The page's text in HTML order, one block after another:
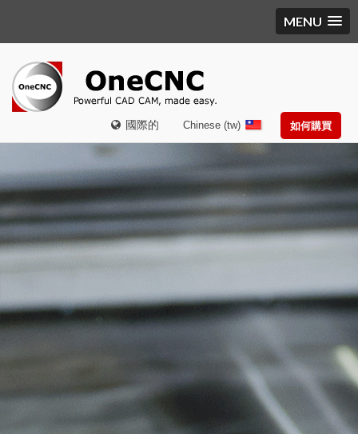
MENU
國際的 如何購買
Chinese (tw)